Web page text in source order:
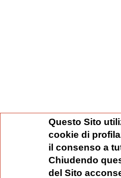
Questo Sito
cookie di
il consenso a
Chiudendo
del Sito